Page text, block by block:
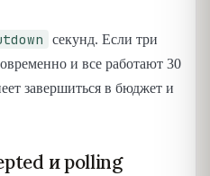
секунд. Если три
и все работают 30
завершиться в бюджет и
и polling